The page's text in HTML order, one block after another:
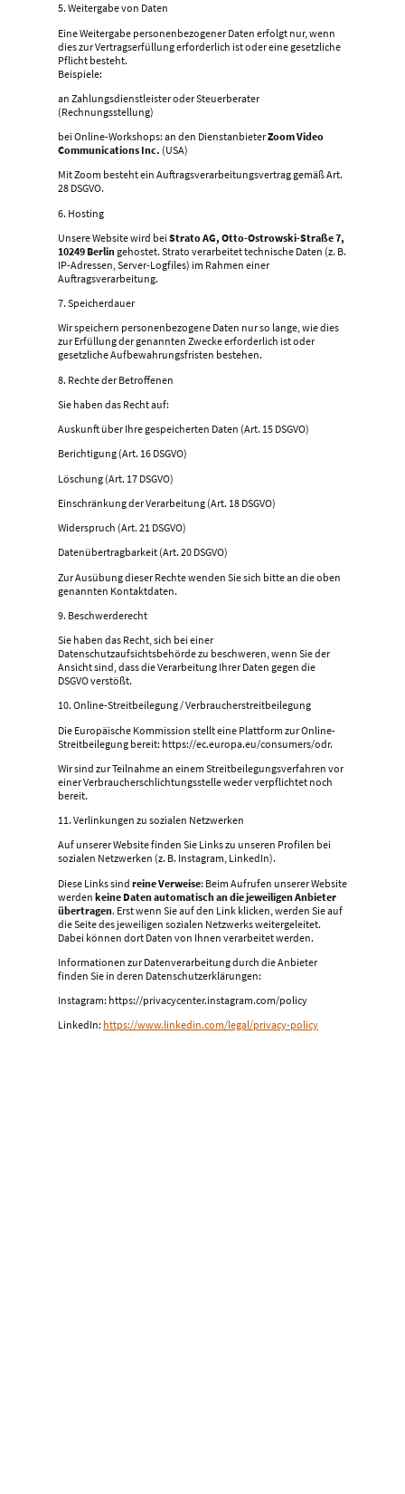
5. Weitergabe von Daten
Eine Weitergabe personenbezogener Daten erfolgt nur, wenn
dies zur Vertragserfüllung erforderlich ist oder eine gesetzliche
Pflicht besteht.
Beispiele:
an Zahlungsdienstleister oder Steuerberater
(Rechnungsstellung)
bei Online-Workshops: an den DienstanbieterZoom Video
Communications Inc. (USA)
Mit Zoom besteht ein Auftragsverarbeitungsvertrag gemäß Art.
28 DSGVO.
6. Hosting
Unsere Website wird bei Strato AG, Otto-Ostrowski-Straße 7,
10249 Berlingehostet. Strato verarbeitet technische Daten (z. B.
IP-Adressen, Server-Logfiles) im Rahmen einer
Auftragsverarbeitung.
7. Speicherdauer
Wir speichern personenbezogene Daten nur so lange, wie dies
zur Erfüllung der genannten Zwecke erforderlich ist oder
gesetzliche Aufbewahrungsfristen bestehen.
8. Rechte der Betroffenen
Sie haben das Recht auf:
Auskunft über Ihre gespeicherten Daten (Art. 15 DSGVO)
Berichtigung (Art. 16 DSGVO)
Löschung (Art. 17 DSGVO)
Einschränkung der Verarbeitung (Art. 18 DSGVO)
Widerspruch (Art. 21 DSGVO)
Datenübertragbarkeit (Art. 20 DSGVO)
Zur Ausübung dieser Rechte wenden Sie sich bitte an die oben
genannten Kontaktdaten.
9. Beschwerderecht
Sie haben das Recht, sich bei einer
Datenschutzaufsichtsbehörde zu beschweren, wenn Sie der
Ansicht sind, dass die Verarbeitung Ihrer Daten gegen die
DSGVO verstößt.
10. Online-Streitbeilegung / Verbraucherstreitbeilegung
Die Europäische Kommission stellt eine Plattform zur Online-
Streitbeilegung bereit: https://ec.europa.eu/consumers/odr.
Wir sind zur Teilnahme an einem Streitbeilegungsverfahren vor
einer Verbraucherschlichtungsstelle weder verpflichtet noch
bereit.
11. Verlinkungen zu sozialen Netzwerken
Auf unserer Website finden Sie Links zu unseren Profilen bei
sozialen Netzwerken (z. B. Instagram, LinkedIn).
Diese Links sind reine Verweise: Beim Aufrufen unserer Website
werden keine Daten automatisch an die jeweiligen Anbieter
übertragen. Erst wenn Sie auf den Link klicken, werden Sie auf
die Seite des jeweiligen sozialen Netzwerks weitergeleitet.
Dabei können dort Daten von Ihnen verarbeitet werden.
Informationen zur Datenverarbeitung durch die Anbieter
finden Sie in deren Datenschutzerklärungen:
Instagram: https://privacycenter.instagram.com/policy
LinkedIn: https://www.linkedin.com/legal/privacy-policy